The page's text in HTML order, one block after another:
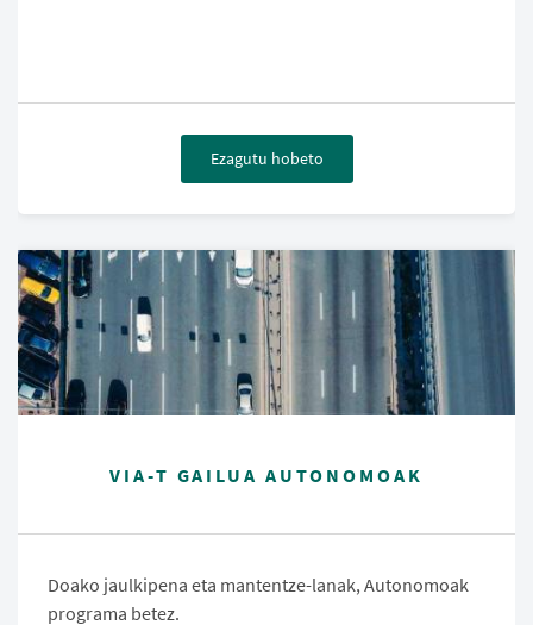
Ezagutu hobeto
VIA-T GAILUA AUTONOMOAK
Doako jaulkipena eta mantentze-lanak, Autonomoak
programa betez.